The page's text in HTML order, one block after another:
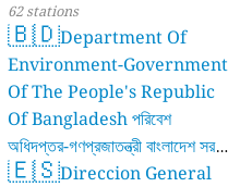
62 stations
🇧🇩Department Of
Environment-Government
Of The People's Republic
Of Bangladesh পরিবেশ
অধিদপ্তর-গণপ্রজাতন্ত্রী বাংলাদেশ সরকার
17 stations
🇪🇸Direccion General